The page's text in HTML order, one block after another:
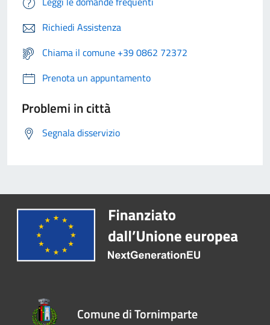
Richiedi Assistenza
Chiama il comune +39 0862 72372
Prenota un appuntamento
Problemi in città
Segnala disservizio
Comune di Tornimparte